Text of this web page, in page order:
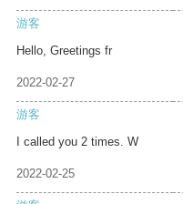
游客
Hello, Greetings fr
2022-02-27
游客
I called you 2 times. W
2022-02-25